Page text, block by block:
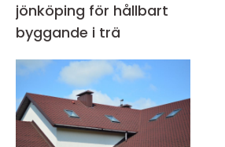
jönköping för hållbart
byggande i trä